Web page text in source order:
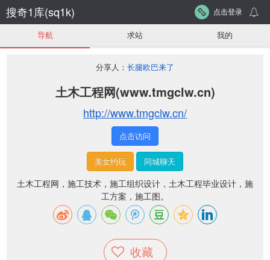
搜奇1库(sq1k) 点击登录
导航 求站 我的
分享人： 长腿欧巴来了
土木工程网(www.tmgclw.cn)
http://www.tmgclw.cn/
点击访问
美女约玩 同城聊天
土木工程网，施工技术，施工组织设计，土木工程毕业设计，施
工方案，施工图。
收藏